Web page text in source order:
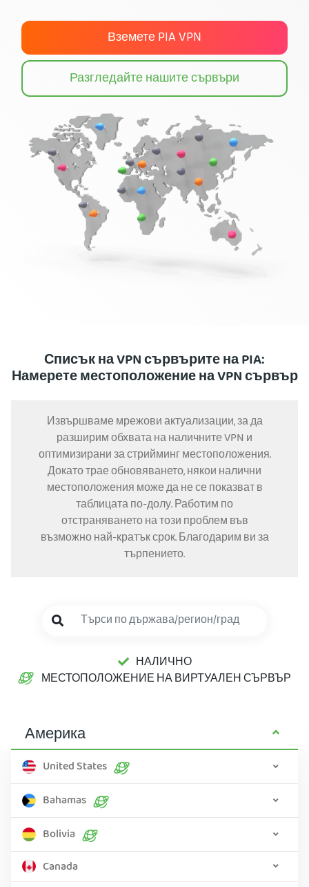
Вземете PIA VPN
Разгледайте нашите сървъри
Списък на VPN сървърите на PIA:
Намерете местоположение на VPN сървър
Извършваме мрежови актуализации, за да
разширим обхвата на наличните VPN и
оптимизирани за стрийминг местоположения.
Докато трае обновяването, някои налични
местоположения може да не се показват в
таблицата по-долу. Работим по
отстраняването на този проблем във
възможно най-кратък срок. Благодарим ви за
търпението.
НАЛИЧНО
МЕСТОПОЛОЖЕНИЕ НА ВИРТУАЛЕН СЪРВЪР
Америка
United States
Bahamas
Bolivia
Canada